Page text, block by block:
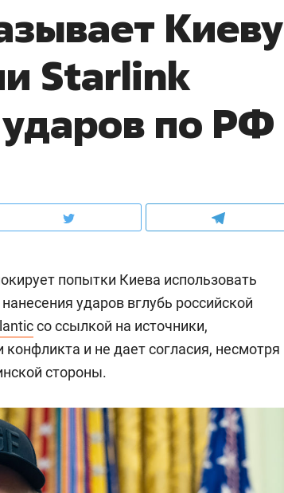
Киеву
Starlink
по РФ
попытки Киева использовать
ударов вглубь российской
со ссылкой на источники,
и не дает согласия, несмотря
стороны.